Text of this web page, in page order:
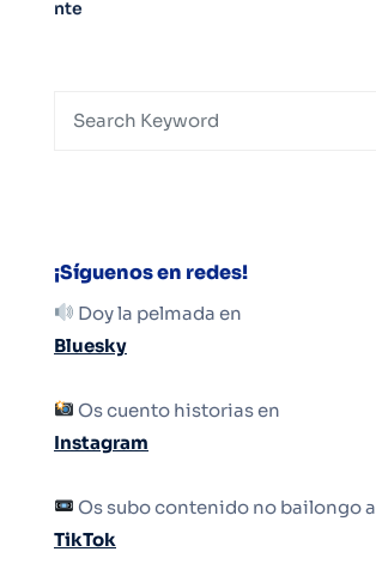
nte
¡Síguenos en redes!
Doy la pelmada en
Bluesky
Os cuento historias en
Instagram
Os subo contenido no bailongo a
TikTok